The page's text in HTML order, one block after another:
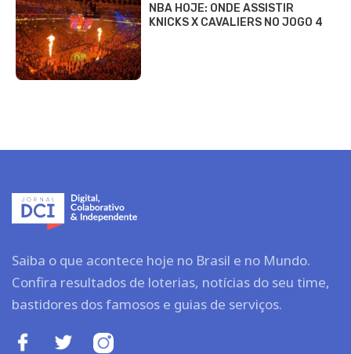
NBA HOJE: ONDE ASSISTIR
KNICKS X CAVALIERS NO JOGO 4
Saiba o que acontece hoje no Brasil e no Mundo.
Confira resultados de loterias, notícias do seu time,
bastidores dos famosos e guias de serviços.